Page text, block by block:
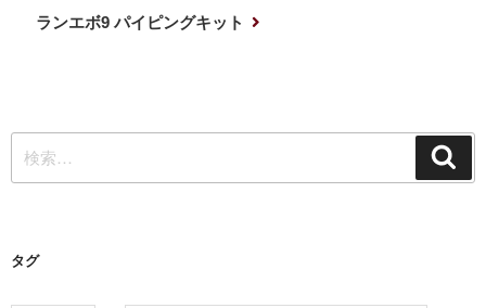
シ
ョ
ランエボ9 パイピングキット
索:
タグ